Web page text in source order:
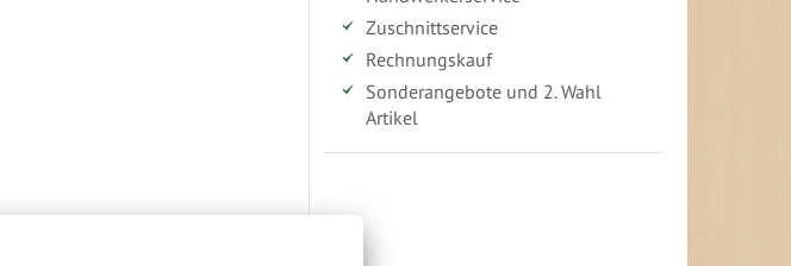
Zuschnittservice
Rechnungskauf
Sonderangebote und 2. Wahl
Artikel